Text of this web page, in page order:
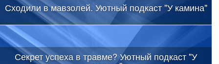
Сходили в мавзолей. Уютный подкаст "У камина"
Секрет успеха в травме? Уютный подкаст "У